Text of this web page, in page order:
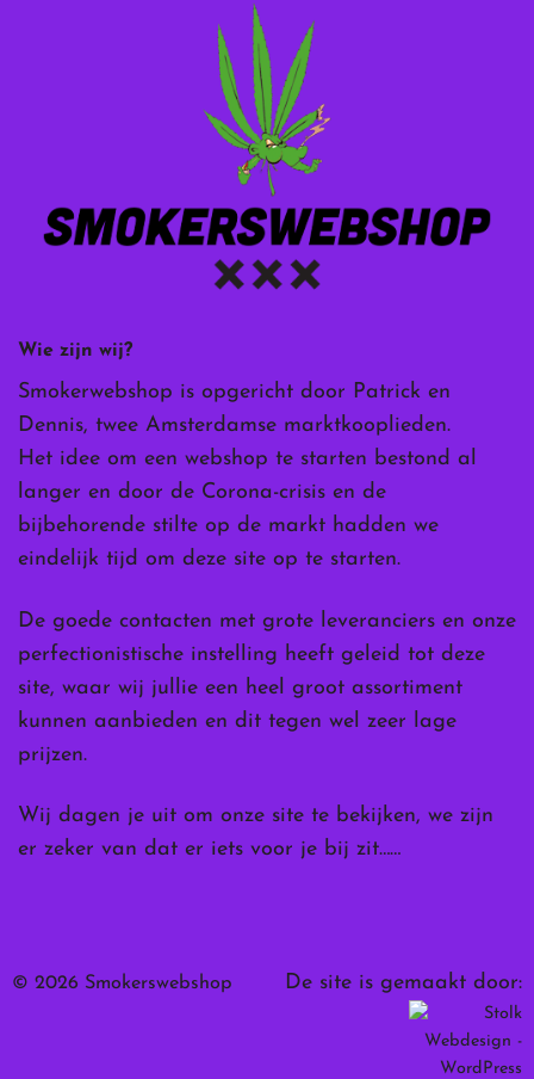
Wie zijn wij?
Smokerwebshop is opgericht door Patrick en
Dennis, twee Amsterdamse marktkooplieden.
Het idee om een webshop te starten bestond al
langer en door de Corona-crisis en de
bijbehorende stilte op de markt hadden we
eindelijk tijd om deze site op te starten.
De goede contacten met grote leveranciers en onze
perfectionistische instelling heeft geleid tot deze
site, waar wij jullie een heel groot assortiment
kunnen aanbieden en dit tegen wel zeer lage
prijzen.
Wij dagen je uit om onze site te bekijken, we zijn
er zeker van dat er iets voor je bij zit……
© 2026 Smokerswebshop De site is gemaakt door: